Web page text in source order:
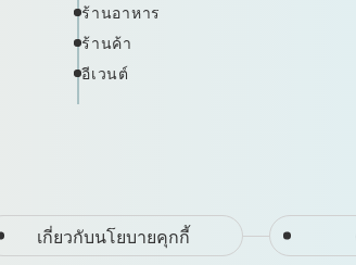
ร้านอาหาร
ร้านค้า
อีเวนต์
เกี่ยวกับนโยบายคุกกี้